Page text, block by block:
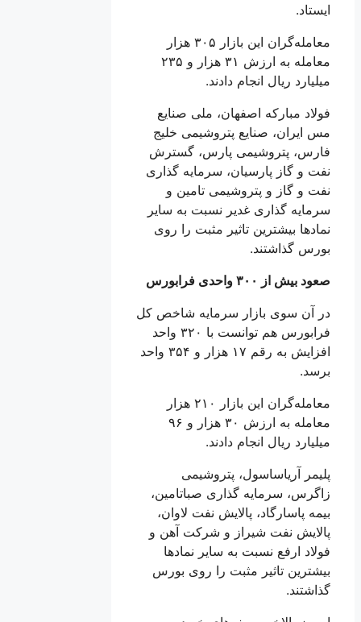
ایستاد.
معامله‌گران این بازار ۳۰۵ هزار
معامله به ارزش ۳۱ هزار و ۲۳۵
میلیارد ریال انجام دادند.
فولاد مبارکه اصفهان، ملی صنایع
مس ایران، صنایع پتروشیمی خلیج
فارس، پتروشیمی پارس، گسترش
نفت و گاز پارسیان، سرمایه گذاری
نفت و گاز و پتروشیمی تامین و
سرمایه گذاری غدیر نسبت به سایر
نمادها بیشترین تاثیر مثبت را روی
بورس گذاشتند.
صعود بیش از ۳۰۰ واحدی فرابورس
در آن سوی بازار سرمایه شاخص کل
فرابورس هم توانست با ۳۲۰ واحد
افزایش به رقم ۱۷ هزار و ۳۵۴ واحد
برسد.
معامله‌گران این بازار ۲۱۰ هزار
معامله به ارزش ۳۰ هزار و ۹۶
میلیارد ریال انجام دادند.
پلیمر آریاساسول، پتروشیمی
زاگرس، سرمایه گذاری صباتامین،
بیمه پاسارگاد، پالایش نفت لاوان،
پالایش نفت شیراز و شرکت آهن و
فولاد ارفع نسبت به سایر نمادها
بیشترین تاثیر مثبت را روی بورس
گذاشتند.